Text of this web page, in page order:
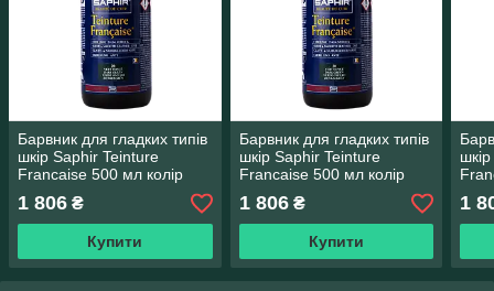
Барвник для гладких типів
шкір Saphir Teinture
Francaise 500 мл колір
червоний (11)
1 806 ₴
Купити
Барвник для гладких типів
шкір Saphir Teinture
Francaise 500 мл колір
пурпурний (62)
1 806₴
Купити
1